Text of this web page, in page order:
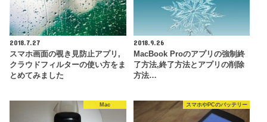
2018.7.27
スマホ画面の覗き見防止アプリ,
クラウドフィルターの使い方をま
とめてみました
2018.9.26
MacBook Proのアプリの強制終
了方法,終了方法とアプリの削除
方法…
Mac スマホやPCのバッテリー